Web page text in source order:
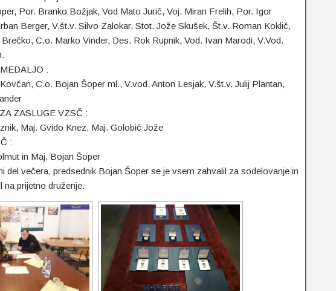
Por. Branko Božjak, Vod Mato Jurič, Voj. Miran Frelih, Por. Igor
Berger, V.št.v. Silvo Zalokar, Stot. Jože Skušek, Št.v. Roman Koklič,
C.o. Marko Vinder, Des. Rok Rupnik, Vod. Ivan Marodi, V.Vod.
:
C.o. Bojan Šoper ml., V.vod. Anton Lesjak, V.št.v. Julij Plantan,
ZASLUGE VZSČ :
Maj. Gvido Knez, Maj. Golobič Jože
:
in Maj. Bojan Šoper
del večera, predsednik Bojan Šoper se je vsem zahvalil za sodelovanje in
na prijetno druženje.